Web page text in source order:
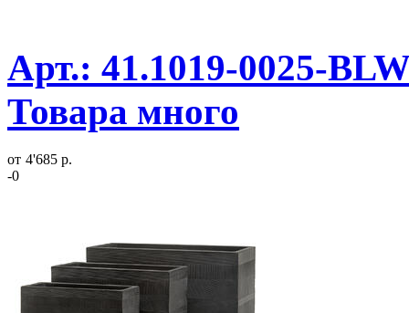
Арт.: 41.1019-0025-
Товара много
от 4'685 р.
-0